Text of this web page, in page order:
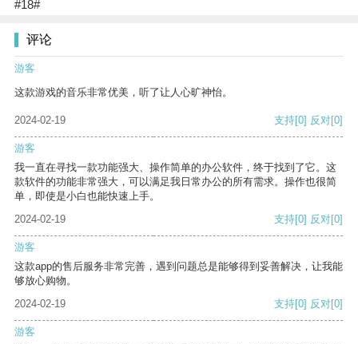
#18#
评论
游客
这款游戏的音乐非常优美，听了让人心旷神怡。
2024-02-19 支持[0] 反对[0]
游客
我一直在寻找一款功能强大、操作简单的办公软件，终于找到了它。这
款软件的功能非常强大，可以满足我日常办公的所有需求。操作也很简
单，即使是小白也能快速上手。
2024-02-19
支持[0] 反对[0]
游客
这款app的售后服务非常完善，遇到问题总是能够得到妥善解决，让我能
够放心购物。
2024-02-19
支持[0] 反对[0]
游客